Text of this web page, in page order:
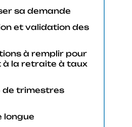
sa demande
et validation des
à remplir pour
à la retraite à taux
de trimestres
longue